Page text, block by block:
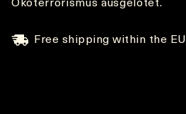
Ökoterrorismus ausgelotet.
Free shipping within the EU